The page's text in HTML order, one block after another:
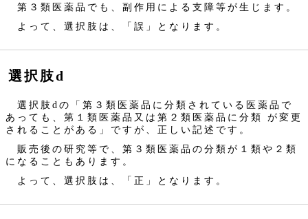
第３類医薬品でも、副作用による支障等が生じます。
よって、選択肢は、「誤」となります。
選択肢d
選択肢dの「第３類医薬品に分類されている医薬品で
あっても、第１類医薬品又は第２類医薬品に分類 が変更
されることがある」ですが、正しい記述です。
販売後の研究等で、第３類医薬品の分類が１類や２類
になることもあります。
よって、選択肢は、「正」となります。